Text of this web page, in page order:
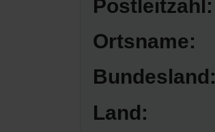
Postleitzahl:
Ortsname:
Bundesland:
Land: